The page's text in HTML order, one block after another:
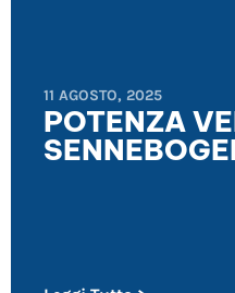
11 AGOSTO, 2025
POTENZA